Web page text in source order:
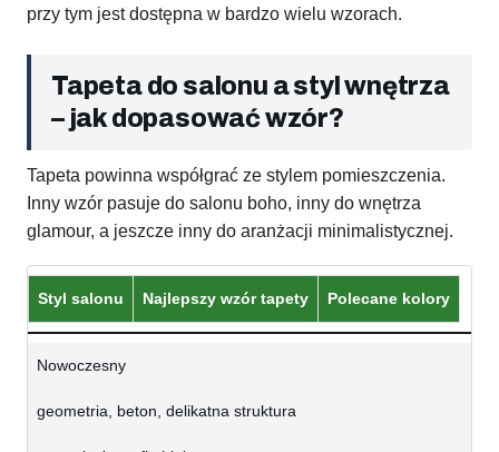
przy tym jest dostępna w bardzo wielu wzorach.
Tapeta do salonu a styl wnętrza
– jak dopasować wzór?
Tapeta powinna współgrać ze stylem pomieszczenia.
Inny wzór pasuje do salonu boho, inny do wnętrza
glamour, a jeszcze inny do aranżacji minimalistycznej.
Styl salonu Najlepszy wzór tapety Polecane kolory
Nowoczesny
geometria, beton, delikatna struktura